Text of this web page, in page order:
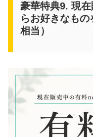
豪華特典9. 現
らお好きなも
相当）